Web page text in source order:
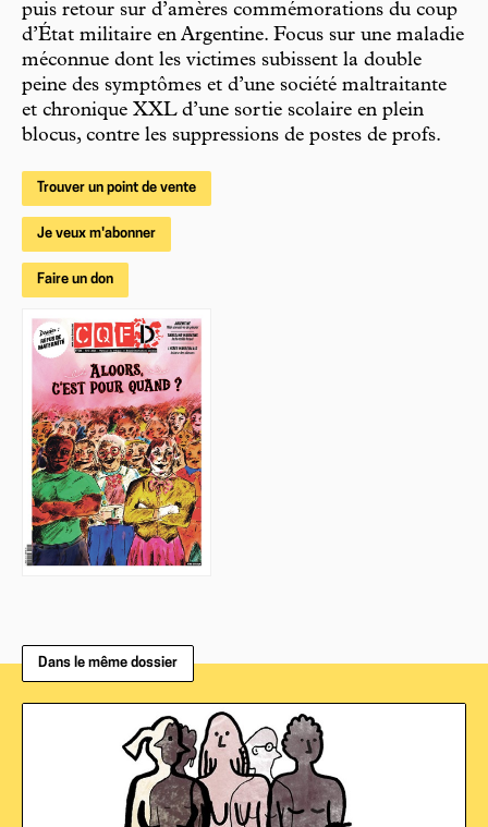
puis retour sur d’amères commémorations du coup
d’État militaire en Argentine. Focus sur une maladie
méconnue dont les victimes subissent la double
peine des symptômes et d’une société maltraitante
et chronique XXL d’une sortie scolaire en plein
blocus, contre les suppressions de postes de profs.
Trouver un point de vente
Je veux m'abonner
Faire un don
Dans le même dossier